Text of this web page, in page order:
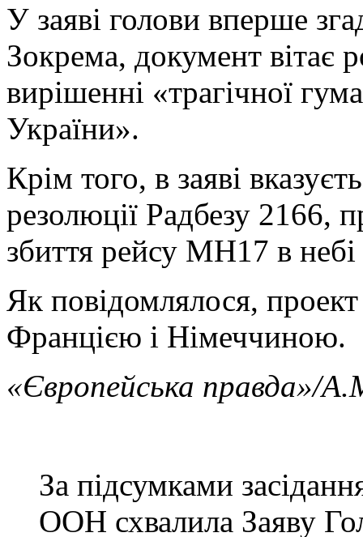
У заяві голови вперше
Зокрема, документ вітає
вирішенні «трагічної
України».
Крім того, в заяві
резолюції Радбезу 2166,
збиття рейсу MH17 в
Як повідомлялося,
Францією і Німеччиною.
«Європейська правда»/
За підсумками
ООН схвалила Заяву